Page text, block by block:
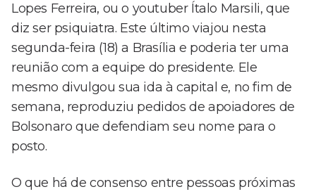
Lopes Ferreira, ou o youtuber Ítalo Marsili, que
diz ser psiquiatra. Este último viajou nesta
segunda-feira (18) a Brasília e poderia ter uma
reunião com a equipe do presidente. Ele
mesmo divulgou sua ida à capital e, no fim de
semana, reproduziu pedidos de apoiadores de
Bolsonaro que defendiam seu nome para o
posto.
O que há de consenso entre pessoas próximas